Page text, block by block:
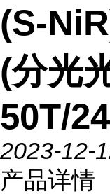
(S-
(分光
50T/
2023-12-
产品详情